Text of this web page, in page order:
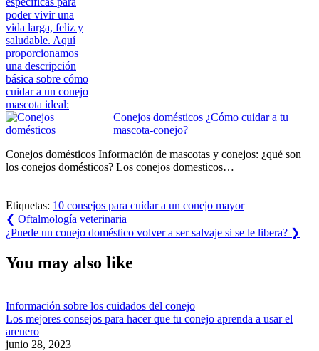
Conejos domésticos ¿Cómo cuidar a tu
mascota-conejo?
Conejos domésticos Información de mascotas y conejos: ¿qué son
los conejos domésticos? Los conejos domesticos…
Etiquetas: 10 consejos para cuidar a un conejo mayor
Navegación
de
entradas
❮ Previous
Post:
Oftalmología veterinaria
Next
¿Puede un conejo doméstico volver a ser salvaje si se le libera? ❯
You may also like
Información sobre los cuidados del conejo
Los mejores consejos para hacer que tu conejo aprenda a usar el
arenero
junio 28, 2023